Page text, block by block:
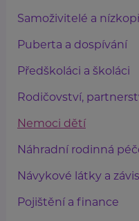
Samoživitelé a
Puberta a dospívání
Předškoláci a školáci
Rodičovství,
Nemoci dětí
Náhradní rodinná
Návykové látky a
Pojištění a finance